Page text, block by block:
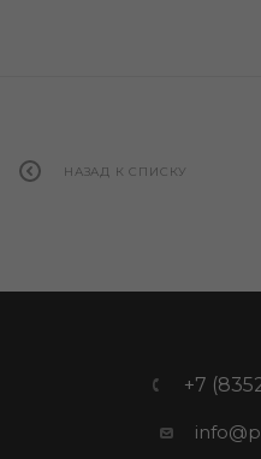
НАЗАД К СПИСКУ
+7